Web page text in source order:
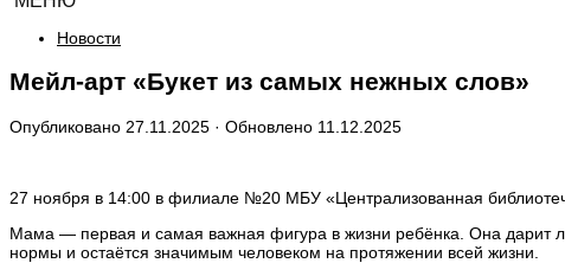
Новости
Мейл-арт «Букет из самых нежных слов»
Опубликовано 27.11.2025 · Обновлено 11.12.2025
27 ноября в 14:00 в филиале №20 МБУ «Централизованная
Мама — первая и самая важная фигура в жизни ребёнка. Она дарит
нормы и остаётся значимым человеком на протяжении всей жизни.